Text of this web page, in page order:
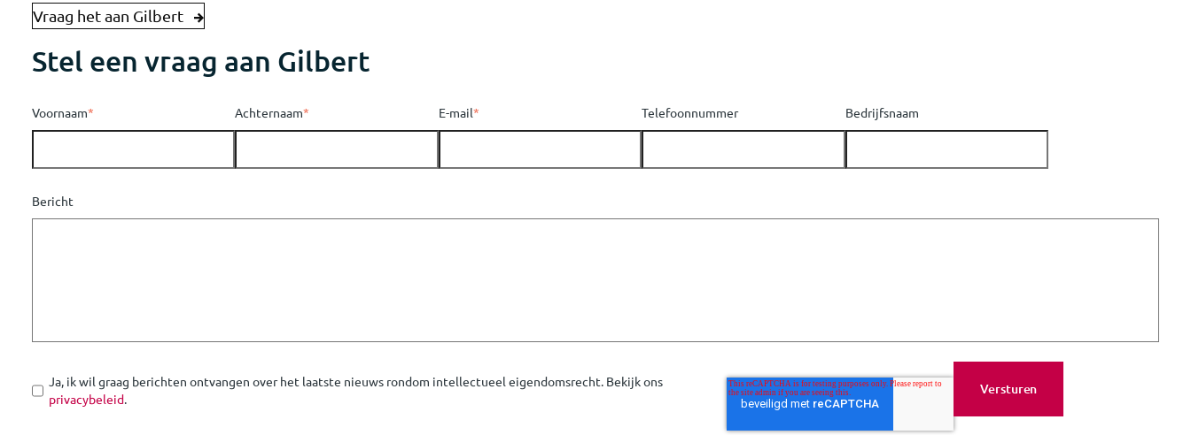
Vraag het aan Gilbert
Stel een vraag aan Gilbert
Voornaam* Achternaam* E-mail* Telefoonnummer Bedrijfsnaam
Bericht
Ja, ik wil graag berichten ontvangen over het laatste nieuws rondom intellectueel eigendomsrecht. Bekijk ons
privacybeleid.